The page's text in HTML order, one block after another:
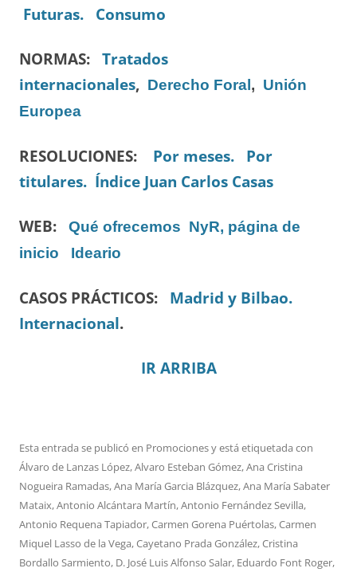
Futuras.
Consumo
NORMAS: Tratados
internacionales, Derecho Foral, Unión
Europea
RESOLUCIONES: Por meses.
Por
titulares. Índice Juan Carlos Casas
WEB: Qué ofrecemos NyR, página de
inicio
Ideario
CASOS PRÁCTICOS: Madrid y Bilbao.
Internacional.
IR ARRIBA
Esta entrada se publicó en Promocionesy está etiquetada con
Álvaro de Lanzas López,Alvaro Esteban Gómez,Ana Cristina
Nogueira Ramadas,Ana María Garcia Blázquez,Ana María Sabater
Mataix,Antonio Alcántara Martín,Antonio Fernández Sevilla,
Antonio Requena Tapiador,Carmen Gorena Puértolas,Carmen
Miquel Lasso de la Vega,Cayetano Prada González,Cristina
Bordallo Sarmiento, D. José Luis Alfonso Salar, Eduardo Font Roger,